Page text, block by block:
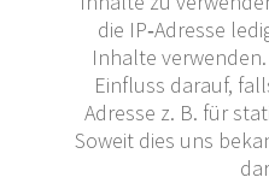
die IP‐Adresse
Inhalte
Einfluss darauf,
Adresse z. B. für
Soweit dies uns